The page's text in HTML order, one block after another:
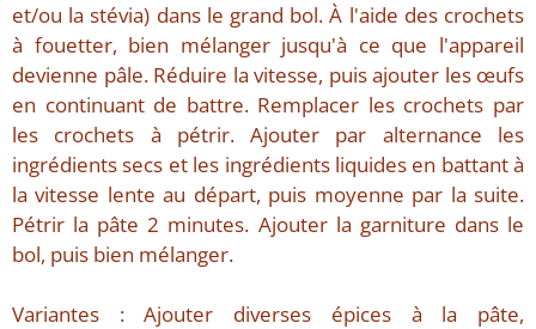
et/ou la stévia) dans le grand bol. À l'aide des crochets
à fouetter, bien mélanger jusqu'à ce que l'appareil
devienne pâle. Réduire la vitesse, puis ajouter les œufs
en continuant de battre. Remplacer les crochets par
les crochets à pétrir. Ajouter par alternance les
ingrédients secs et les ingrédients liquides en battant à
la vitesse lente au départ, puis moyenne par la suite.
Pétrir la pâte 2 minutes. Ajouter la garniture dans le
bol, puis bien mélanger.
Variantes : Ajouter diverses épices à la pâte,